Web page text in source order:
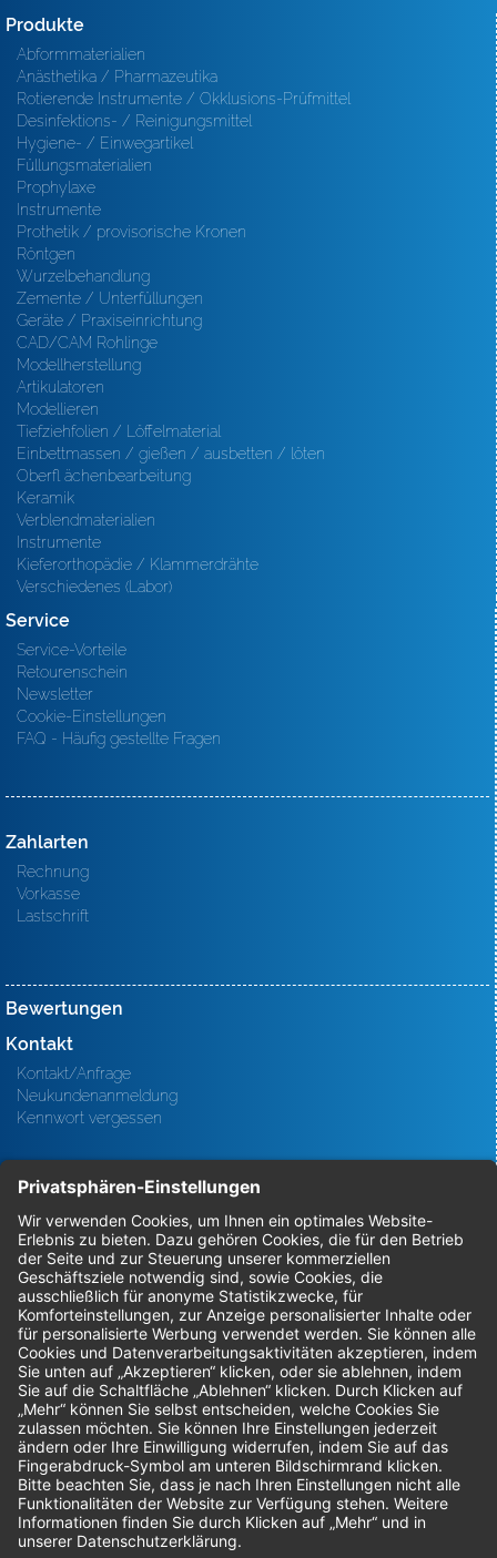
Produkte
Abformmaterialien
Anästhetika / Pharmazeutika
Rotierende Instrumente / Okklusions-Prüfmittel
Desinfektions- / Reinigungsmittel
Hygiene- / Einwegartikel
Füllungsmaterialien
Prophylaxe
Instrumente
Prothetik / provisorische Kronen
Röntgen
Wurzelbehandlung
Zemente / Unterfüllungen
Geräte / Praxiseinrichtung
CAD/CAM Rohlinge
Modellherstellung
Artikulatoren
Modellieren
Tiefziehfolien / Löffelmaterial
Einbettmassen / gießen / ausbetten / löten
Oberfl ächenbearbeitung
Keramik
Verblendmaterialien
Instrumente
Kieferorthopädie / Klammerdrähte
Verschiedenes (Labor)
Service
Service-Vorteile
Retourenschein
Newsletter
Cookie-Einstellungen
FAQ - Häufig gestellte Fragen
Zahlarten
Rechnung
Vorkasse
Lastschrift
Bewertungen
Kontakt
Kontakt/Anfrage
Neukundenanmeldung
Kennwort vergessen
Bestellungen
Sendung verfolgen
Geprüfter Shop